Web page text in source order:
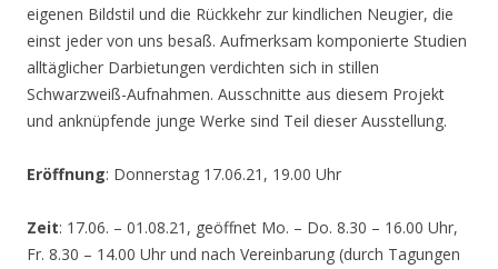
eigenen Bildstil und die Rückkehr zur kindlichen Neugier, die
einst jeder von uns besaß. Aufmerksam komponierte Studien
alltäglicher Darbietungen verdichten sich in stillen
Schwarzweiß-Aufnahmen. Ausschnitte aus diesem Projekt
und anknüpfende junge Werke sind Teil dieser Ausstellung.
Eröffnung: Donnerstag 17.06.21, 19.00 Uhr
Zeit: 17.06. – 01.08.21, geöffnet Mo. – Do. 8.30 – 16.00 Uhr,
Fr. 8.30 – 14.00 Uhr und nach Vereinbarung (durch Tagungen